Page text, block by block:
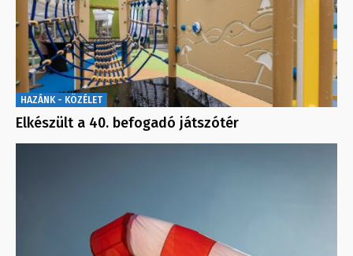
HAZÁNK - KÖZÉLET
Elkészült a 40. befogadó játszótér